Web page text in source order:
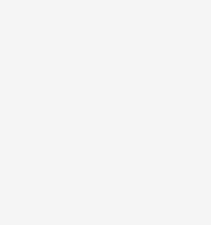
121 g/km; CO2-
132 g/km; CO2-